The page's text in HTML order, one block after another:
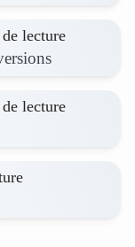
lecture
lecture